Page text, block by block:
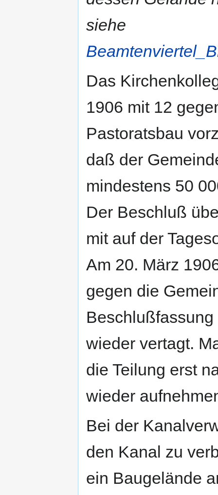
siehe
Das
1906 mit 12
Pastoratsbau
daß der
mindestens 50
Der Beschluß
mit auf der
Am 20. März
gegen die
wieder vertagt.
die Teilung erst
wieder
Bei der
den Kanal zu
ein Baugelände